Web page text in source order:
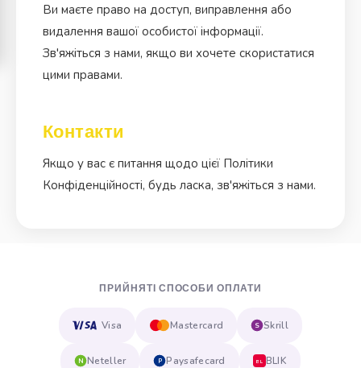
Ви маєте право на доступ, виправлення або
видалення вашої особистої інформації.
Зв'яжіться з нами, якщо ви хочете скористатися
цими правами.
Контакти
Якщо у вас є питання щодо цієї Політики
Конфіденційності, будь ласка, зв'яжіться з нами.
ПРИЙНЯТІ СПОСОБИ ОПЛАТИ
Visa Mastercard S Skrill
N Neteller P Paysafecard BL BLIK